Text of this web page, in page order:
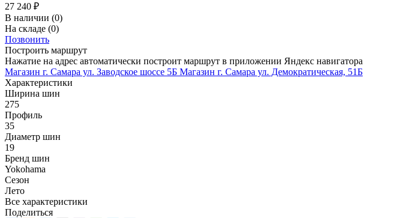
27 240 ₽
В наличии (0)
На складе (0)
Позвонить
Построить маршрут
Нажатие на адрес автоматически построит маршрут в приложении Яндекс навигатора
Магазин г. Самара ул. Заводское шоссе 5Б Магазин г. Самара ул. Демократическая, 51Б
Характеристики
Ширина шин
275
Профиль
35
Диаметр шин
19
Бренд шин
Yokohama
Сезон
Лето
Все характеристики
Поделиться